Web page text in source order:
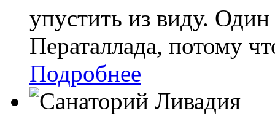
упустить из виду.
Ператаллада, потому
Подробнее